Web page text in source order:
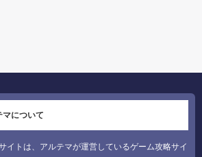
マについて
イトは、アルテマが運営しているゲーム攻略サイ